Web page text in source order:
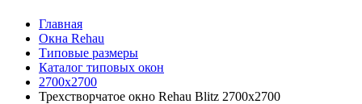
Главная
Окна Rehau
Типовые размеры
Каталог типовых окон
2700х2700
Трехстворчатое окно Rehau Blitz 2700x2700